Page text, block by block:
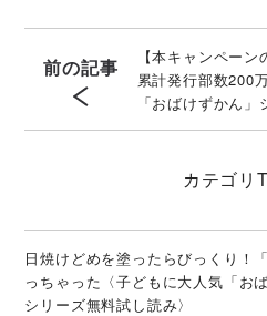
前の記事
【本キャンペー
累計発行部数200
「おばけずかん
ゼントキャンペー
カテゴリ
日焼けどめを塗ったらびっくり！
っちゃった〈子どもに大人気「お
シリーズ無料試し読み〉